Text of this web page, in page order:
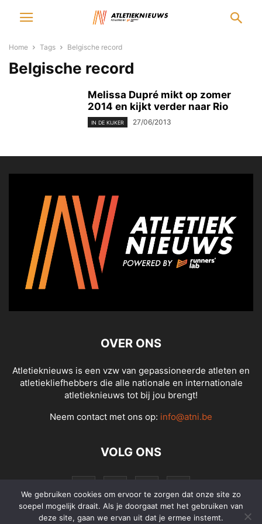
Home Tags Belgische record
Belgische record
Melissa Dupré mikt op zomer
2014 en kijkt verder naar Rio
IN DE KIJKER 27/06/2013
OVER ONS
Atletieknieuws is een vzw van gepassioneerde atleten en
atletiekliefhebbers die alle nationale en internationale
atletieknieuws tot bij jou brengt!
Neem contact met ons op: info@atni.be
VOLG ONS
We gebruiken cookies om ervoor te zorgen dat onze site zo
soepel mogelijk draait. Als je doorgaat met het gebruiken van
deze site, gaan we ervan uit dat je ermee instemt.